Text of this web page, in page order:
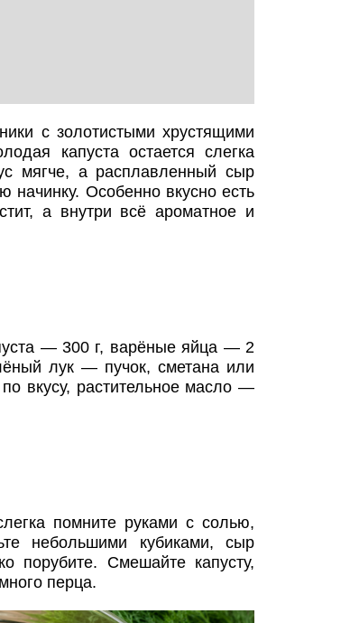
с золотистыми хрустящими
капуста остается слегка
мягче, а расплавленный сыр
начинку. Особенно вкусно есть
а внутри всё ароматное и
— 300 г, варёные яйца — 2
лук — пучок, сметана или
вкусу, растительное масло —
помните руками с солью,
небольшими кубиками, сыр
порубите. Смешайте капусту,
перца.